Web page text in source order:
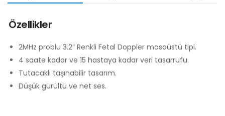
Özellikler
2MHz problu 3.2″ Renkli Fetal Doppler masaüstü tipi.
4 saate kadar ve 15 hastaya kadar veri tasarrufu.
Tutacaklı taşınabilir tasarım.
Düşük gürültü ve net ses.